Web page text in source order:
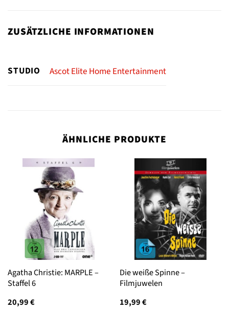
ZUSÄTZLICHE INFORMATIONEN
STUDIO Ascot Elite Home Entertainment
ÄHNLICHE PRODUKTE
Agatha Christie: MARPLE –
Staffel 6
20,99€
Die weiße Spinne –
Filmjuwelen
19,99€